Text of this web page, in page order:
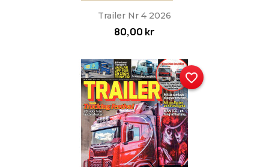
Trailer Nr 4 2026
80,00 kr
favorite_border